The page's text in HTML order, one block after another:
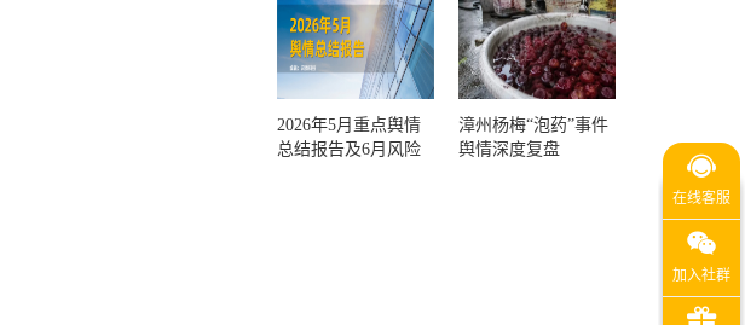
2026年5月重点舆情
总结报告及6月风险
漳州杨梅“泡药”事件
舆情深度复盘